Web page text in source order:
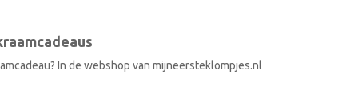
In de webshop van mijneersteklompjes.nl